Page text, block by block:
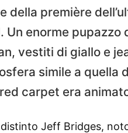
della première
Un enorme
vestiti di giallo e
simile a quella
carpet era
Jeff Bridges,